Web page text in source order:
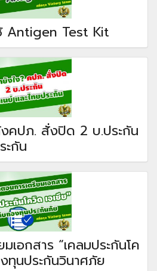
Antigen Test Kit
คปภ. สั่งปิด 2 บ.ประกัน
ะกัน
เอกสาร “เคลมประกันโค
ทุนประกันวินาศภัย